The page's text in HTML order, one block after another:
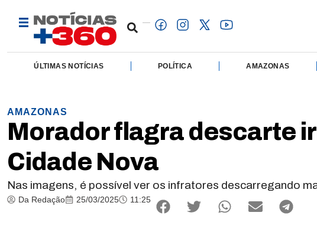
ÚLTIMAS NOTÍCIAS POLÍTICA AMAZONAS
AMAZONAS
Morador flagra descarte
Cidade Nova
Nas imagens, é possível ver os infratores descarregando
Da Redação 25/03/2025 11:25